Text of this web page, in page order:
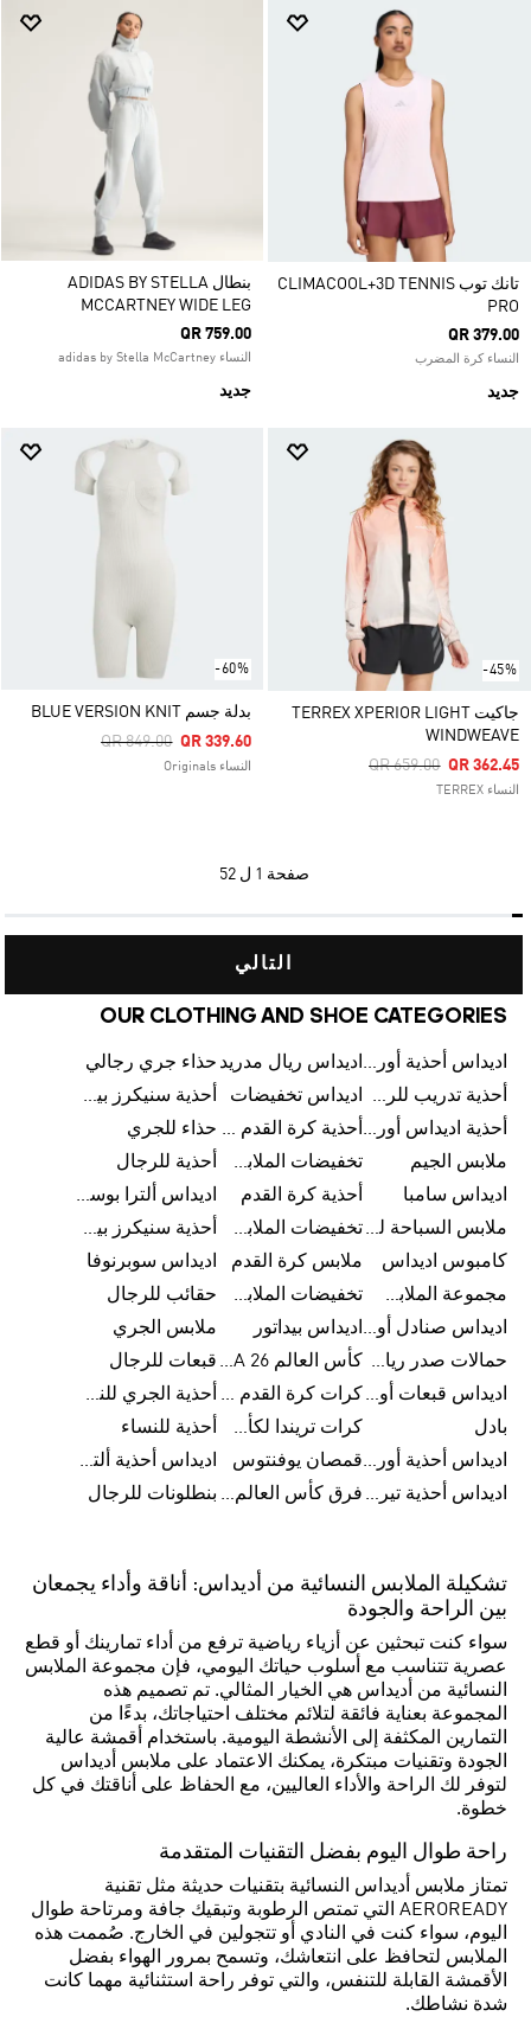
تانك توب CLIMACOOL+3D TENNIS
PRO
QR 379.00
النساء كرة المضرب
جديد
بنطال ADIDAS BY STELLA
MCCARTNEY WIDE LEG
QR 759.00
النساء adidas by Stella McCartney
جديد
-45%
جاكيت TERREX XPERIOR LIGHT
WINDWEAVE
Price Reduced From
QR 659.00ToQR 362.45
النساء TERREX
-60%
بدلة جسم BLUE VERSION KNIT
Price Reduced From
QR 849.00ToQR 339.60
النساء Originals
صفحة 1 ل 52
التالي
OUR CLOTHING AND SHOE CATEGORIES
اديداس أحذية أورجينالز اديداس ريال مدريد حذاء جري رجالي
أحذية تدريب للرجال
اديداس تخفيضات
أحذية سنيكرز بيضاء للرجال
أحذية اديداس أورجينال للنساء
أحذية كرة القدم للرجال حذاء للجري
ملابس الجيم
تخفيضات الملابس للأطفال
أحذية للرجال
اديداس سامبا
أحذية كرة القدم
اديداس ألترا بوست
ملابس السباحة للرجال
تخفيضات الملابس الرياضية
أحذية سنيكرز بيضاء للرجال
كامبوس اديداس
ملابس كرة القدم
اديداس سوبرنوفا
مجموعة الملابس الرياضية
تخفيضات الملابس للرجال
حقائب للرجال
اديداس صنادل أورجينال للنساء اديداس بيداتور
ملابس الجري
حمالات صدر رياضية
كأس العالم FIFA 26™ قبعات للرجال
اديداس قبعات أورجينال للرجال
كرات كرة القدم للرجال
أحذية الجري للنساء
بادل
كرات تريندا لكأس العالم FIFA 26™
أحذية للنساء
اديداس أحذية أورجينال للرجالقمصان يوفنتوس
اديداس أحذية ألترا بوست للرجال
اديداس أحذية تيريكس
فرق كأس العالم FIFA 26™ بنطلونات للرجال
تشكيلة الملابس النسائية من أديداس: أناقة وأداء يجمعان
بين الراحة والجودة
سواء كنت تبحثين عن أزياء رياضية ترفع من أداء تمارينك أو قطع
عصرية تتناسب مع أسلوب حياتك اليومي، فإن مجموعة الملابس
النسائية من أديداس هي الخيار المثالي. تم تصميم هذه
المجموعة بعناية فائقة لتلائم مختلف احتياجاتك، بدءًا من
التمارين المكثفة إلى الأنشطة اليومية. باستخدام أقمشة عالية
الجودة وتقنيات مبتكرة، يمكنك الاعتماد على ملابس أديداس
لتوفر لك الراحة والأداء العاليين، مع الحفاظ على أناقتك في كل
خطوة.
راحة طوال اليوم بفضل التقنيات المتقدمة
تمتاز ملابس أديداس النسائية بتقنيات حديثة مثل تقنية
AEROREADY التي تمتص الرطوبة وتبقيك جافة ومرتاحة طوال
اليوم، سواء كنت في النادي أو تتجولين في الخارج. صُممت هذه
الملابس لتحافظ على انتعاشك، وتسمح بمرور الهواء بفضل
الأقمشة القابلة للتنفس، والتي توفر راحة استثنائية مهما كانت
شدة نشاطك.